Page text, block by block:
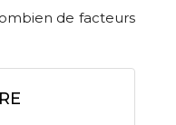
de facteurs